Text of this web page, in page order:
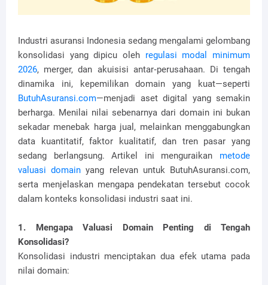
Industri asuransi Indonesia sedang mengalami gelombang
konsolidasi yang dipicu oleh regulasi modal minimum
2026, merger, dan akuisisi antar‑perusahaan. Di tengah
dinamika ini, kepemilikan domain yang kuat—seperti
ButuhAsuransi.com—menjadi aset digital yang semakin
berharga. Menilai nilai sebenarnya dari domain ini bukan
sekadar menebak harga jual, melainkan menggabungkan
data kuantitatif, faktor kualitatif, dan tren pasar yang
sedang berlangsung. Artikel ini menguraikan metode
valuasi domain yang relevan untuk ButuhAsuransi.com,
serta menjelaskan mengapa pendekatan tersebut cocok
dalam konteks konsolidasi industri saat ini.
1. Mengapa Valuasi Domain Penting di Tengah
Konsolidasi?
Konsolidasi industri menciptakan dua efek utama pada
nilai domain: